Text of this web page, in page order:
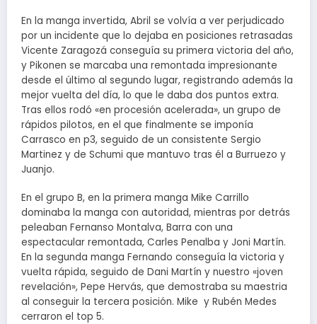
En la manga invertida, Abril se volvía a ver perjudicado
por un incidente que lo dejaba en posiciones retrasadas
Vicente Zaragozá conseguía su primera victoria del año,
y Pikonen se marcaba una remontada impresionante
desde el último al segundo lugar, registrando además la
mejor vuelta del día, lo que le daba dos puntos extra.
Tras ellos rodó «en procesión acelerada», un grupo de
rápidos pilotos, en el que finalmente se imponía
Carrasco en p3, seguido de un consistente Sergio
Martinez y de Schumi que mantuvo tras él a Burruezo y
Juanjo.
En el grupo B, en la primera manga Mike Carrillo
dominaba la manga con autoridad, mientras por detrás
peleaban Fernanso Montalva, Barra con una
espectacular remontada, Carles Penalba y Joni Martín.
En la segunda manga Fernando conseguía la victoria y
vuelta rápida, seguido de Dani Martín y nuestro «joven
revelación», Pepe Hervás, que demostraba su maestria
al conseguir la tercera posición. Mike y Rubén Medes
cerraron el top 5.